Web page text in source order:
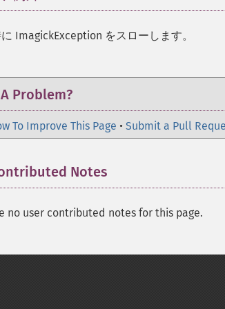
ImagickException をスローします。
Problem?
To Improve This Page • Submit a Pull
Notes
no user contributed notes for this page.